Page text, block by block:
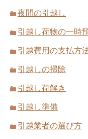
大
れぞ
べき4
夜間の引越し
引越し荷物の一時
引越費用の支払方
引越しの掃除
引越し荷解き
引越し準備
引越業者の選び方